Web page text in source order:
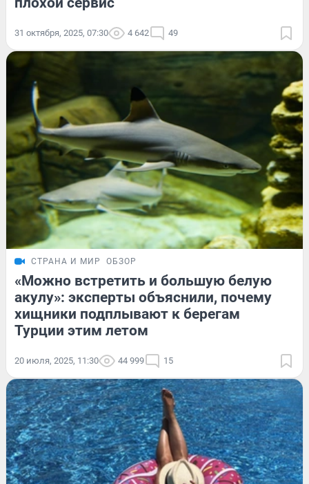
31 октября, 2025, 07:30 4 642 49
СТРАНА И МИР ОБЗОР
«Можно встретить и большую белую
акулу»: эксперты объяснили, почему
хищники подплывают к берегам
Турции этим летом
20 июля, 2025, 11:30 44 999 15